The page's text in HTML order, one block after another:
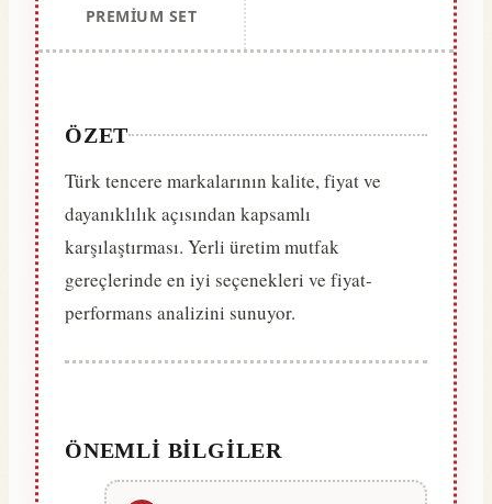
PREMIUM SET
ÖZET
Türk tencere markalarının kalite, fiyat ve
dayanıklılık açısından kapsamlı
karşılaştırması. Yerli üretim mutfak
gereçlerinde en iyi seçenekleri ve fiyat-
performans analizini sunuyor.
ÖNEMLI BILGILER